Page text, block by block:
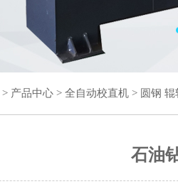
> 产品中心 > 全自动校直机 > 圆钢
石油